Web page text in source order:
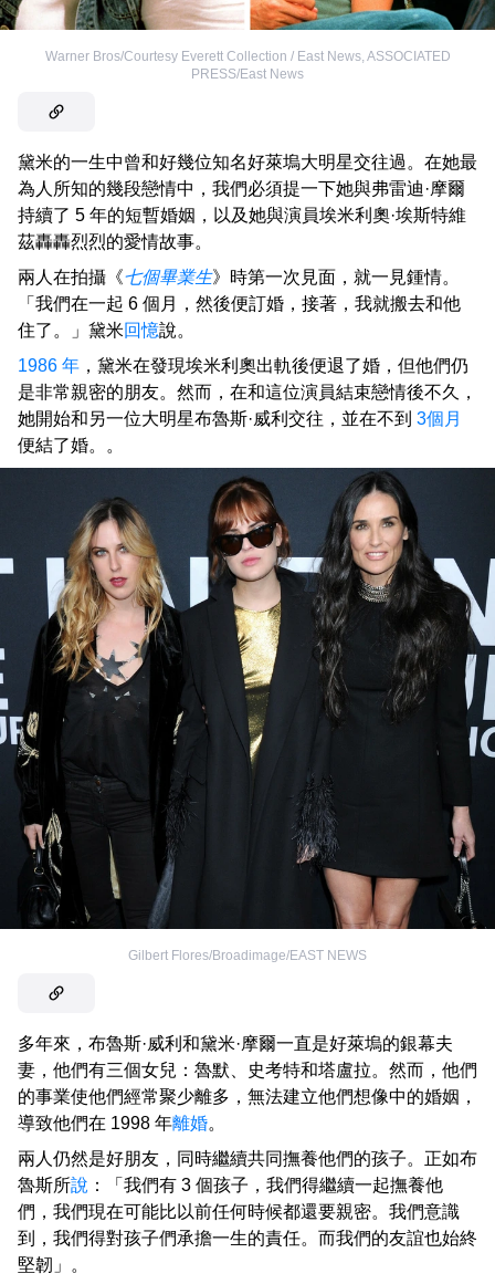
Warner Bros/Courtesy Everett Collection / East News, ASSOCIATED
PRESS/East News
黛米的一生中曾和好幾位知名好萊塢大明星交往過。在她最
為人所知的幾段戀情中，我們必須提一下她與弗雷迪·摩爾
持續了 5 年的短暫婚姻，以及她與演員埃米利奧·埃斯特維
茲轟轟烈烈的愛情故事。
兩人在拍攝《七個畢業生》時第一次見面，就一見鍾情。
「我們在一起 6 個月，然後便訂婚，接著，我就搬去和他
住了。」黛米回憶說。
1986 年 ，黛米在發現埃米利奧出軌後便退了婚，但他們仍
是非常親密的朋友。然而，在和這位演員結束戀情後不久，
她開始和另一位大明星布魯斯·威利交往，並在不到 3個月
便結了婚。。
Gilbert Flores/Broadimage/EAST NEWS
多年來，布魯斯·威利和黛米·摩爾一直是好萊塢的銀幕夫
妻，他們有三個女兒：魯默、史考特和塔盧拉。然而，他們
的事業使他們經常聚少離多，無法建立他們想像中的婚姻，
導致他們在 1998 年離婚。
兩人仍然是好朋友，同時繼續共同撫養他們的孩子。正如布
魯斯所說 ：「我們有 3 個孩子，我們得繼續一起撫養他
們，我們現在可能比以前任何時候都還要親密。我們意識
到，我們得對孩子們承擔一生的責任。而我們的友誼也始終
堅韌」。